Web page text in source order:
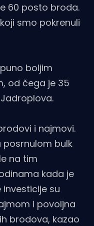
60 posto broda.
smo pokrenuli
boljim
od čega je 35
i najmovi.
posrnulom bulk
na tim
kada je
su
i povoljna
brodova, kazao